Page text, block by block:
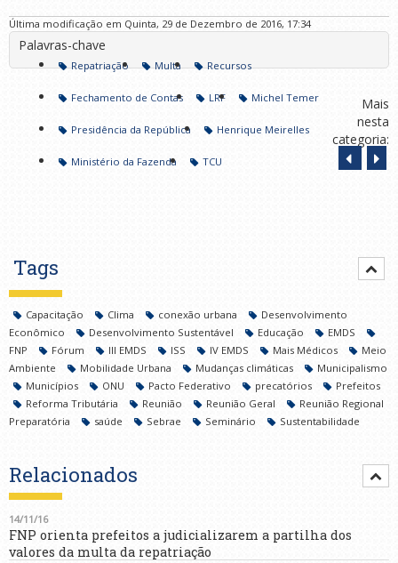
Última modificação em Quinta, 29 de Dezembro de 2016, 17:34
Palavras-chave
Repatriação Multa Recursos
Fechamento de Contas LRF Michel Temer
Presidência da República Henrique Meirelles
Ministério da Fazenda TCU
Mais
nesta
categoria:
Tags
Capacitação Clima conexão urbana
Desenvolvimento
Econômico
Desenvolvimento Sustentável Educação
EMDS
FNP
Fórum III EMDS ISS IV EMDS Mais Médicos
Meio
Ambiente
Mobilidade Urbana Mudanças climáticas
Municipalismo
Municípios
ONU Pacto Federativo precatórios
Prefeitos
Reforma Tributária
Reunião Reunião Geral
Reunião Regional
Preparatória
saúde Sebrae Seminário Sustentabilidade
Relacionados
14/11/16
FNP orienta prefeitos a judicializarem a partilha dos
valores da multa da repatriação